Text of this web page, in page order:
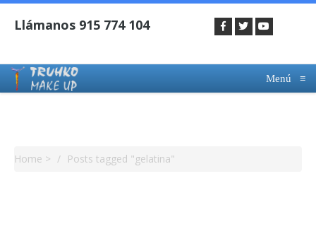
Menú ≡
Home > Posts tagged "gelatina"